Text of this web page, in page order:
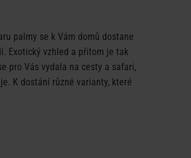
palmy se k Vám domů dostane
Exotický vzhled a přitom je tak
pro Vás vydala na cesty a safari,
K dostání různé varianty, které